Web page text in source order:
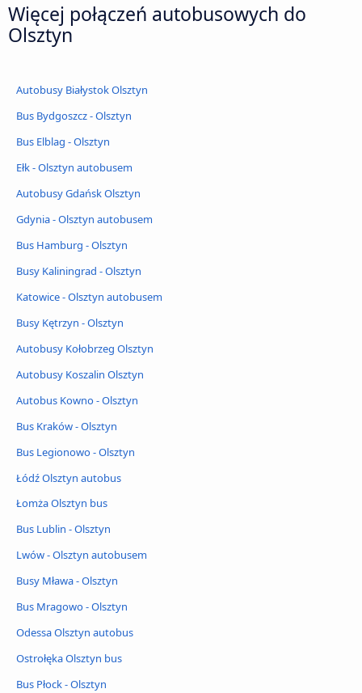
Więcej połączeń autobusowych do
Olsztyn
Autobusy Białystok Olsztyn
Bus Bydgoszcz - Olsztyn
Bus Elblag - Olsztyn
Ełk - Olsztyn autobusem
Autobusy Gdańsk Olsztyn
Gdynia - Olsztyn autobusem
Bus Hamburg - Olsztyn
Busy Kaliningrad - Olsztyn
Katowice - Olsztyn autobusem
Busy Kętrzyn - Olsztyn
Autobusy Kołobrzeg Olsztyn
Autobusy Koszalin Olsztyn
Autobus Kowno - Olsztyn
Bus Kraków - Olsztyn
Bus Legionowo - Olsztyn
Łódź Olsztyn autobus
Łomża Olsztyn bus
Bus Lublin - Olsztyn
Lwów - Olsztyn autobusem
Busy Mława - Olsztyn
Bus Mragowo - Olsztyn
Odessa Olsztyn autobus
Ostrołęka Olsztyn bus
Bus Płock - Olsztyn